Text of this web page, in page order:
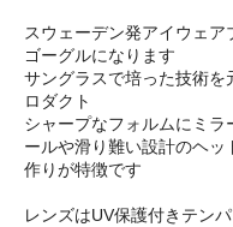
スウェーデン発アイウェ
ゴーグルになります
サングラスで培った技術
ロダクト
シャープなフォルムにミ
ールや滑り難い設計のヘ
作りが特徴です
レンズはUV保護付きテン